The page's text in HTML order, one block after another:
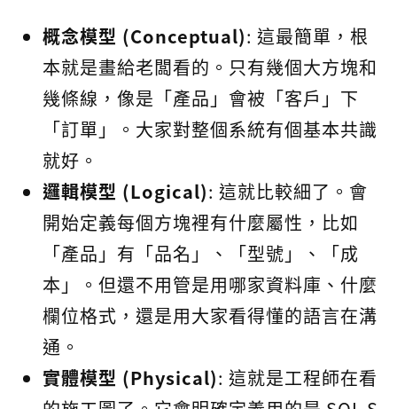
概念模型 (Conceptual): 這最簡單，根
本就是畫給老闆看的。只有幾個大方塊和
幾條線，像是「產品」會被「客戶」下
「訂單」。大家對整個系統有個基本共識
就好。
邏輯模型 (Logical): 這就比較細了。會
開始定義每個方塊裡有什麼屬性，比如
「產品」有「品名」、「型號」、「成
本」。但還不用管是用哪家資料庫、什麼
欄位格式，還是用大家看得懂的語言在溝
通。
實體模型 (Physical): 這就是工程師在看